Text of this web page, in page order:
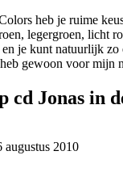
heb je ruime
legergroen, licht
je kunt natuurlijk zo
gewoon voor mijn
cd Jonas in
augustus 2010